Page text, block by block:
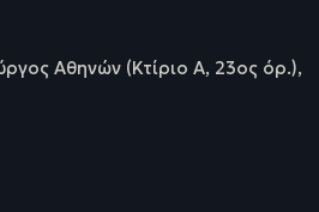
Αθηνών (Κτίριο Α, 23ος όρ.),